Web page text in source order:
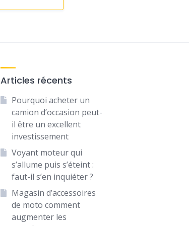
Articles récents
Pourquoi acheter un
camion d’occasion peut-
il être un excellent
investissement
Voyant moteur qui
s’allume puis s’éteint :
faut-il s’en inquiéter ?
Magasin d’accessoires
de moto comment
augmenter les